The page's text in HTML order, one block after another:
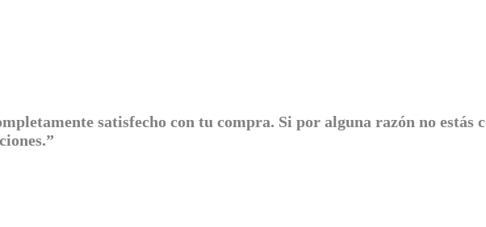
satisfecho con tu compra. Si por alguna razón no estás